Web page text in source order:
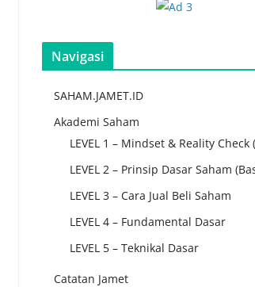
Navigasi
SAHAM.JAMET.ID
Akademi Saham
LEVEL 1 – Mindset & Reality Check
LEVEL 2 – Prinsip Dasar Saham
LEVEL 3 – Cara Jual Beli Saham
LEVEL 4 – Fundamental Dasar
LEVEL 5 – Teknikal Dasar
Catatan Jamet